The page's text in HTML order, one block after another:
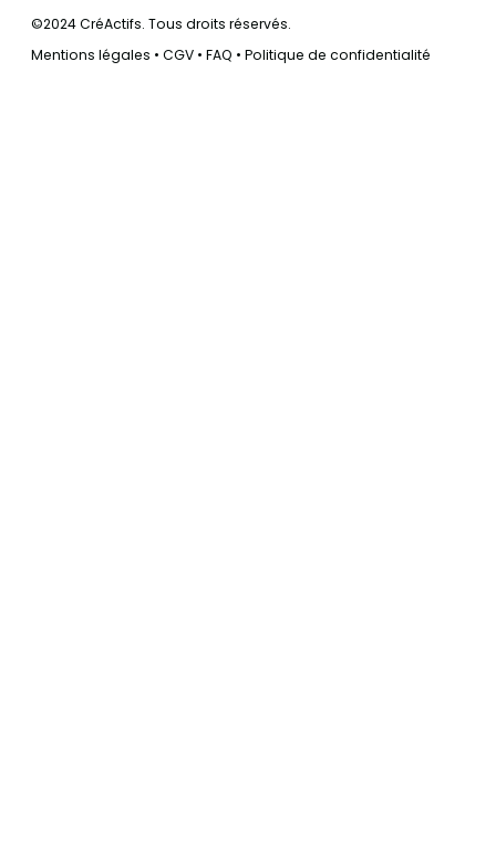
©2024 CréActifs. Tous droits réservés.
Mentions légales • CGV • FAQ • Politique de confidentialité